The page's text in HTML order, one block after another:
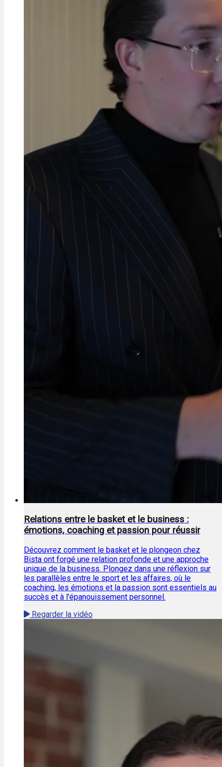
Relations entre le basket et le business :
émotions, coaching et passion pour réussir
Découvrez comment le basket et le plongeon chez
Bista ont forgé une relation profonde et une approche
unique de la business. Plongez dans une réflexion sur
les parallèles entre le sport et les affaires, où le
coaching, les émotions et la passion sont essentiels au
succès et à l'épanouissement personnel.
Regarder la vidéo